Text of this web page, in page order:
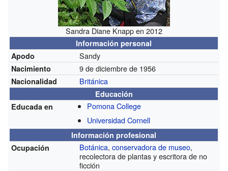
Sandra Diane Knapp en 2012
Información personal
Apodo
Sandy
Nacimiento 9 de diciembre de 1956
Nacionalidad Británica
Educación
Educada en
Pomona College
Universidad Cornell
Información profesional
Ocupación
Botánica,conservadora de museo,
recolectora de plantas y escritora de no
ficción